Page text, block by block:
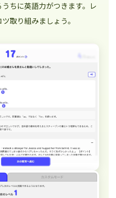
ちに英語力がつきます。レ
取り組みましょう。